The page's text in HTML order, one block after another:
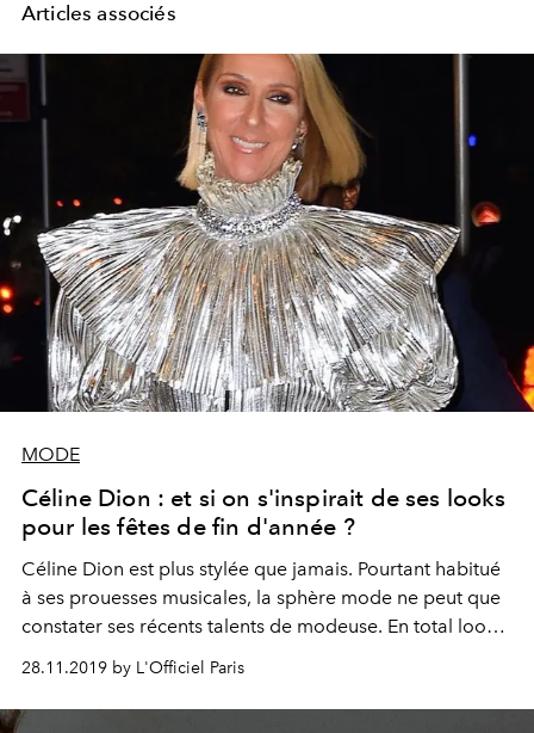
Articles associés
MODE
Céline Dion : et si on s'inspirait de ses looks
pour les fêtes de fin d'année ?
Céline Dion est plus stylée que jamais. Pourtant habitué
à ses prouesses musicales, la sphère mode ne peut que
constater ses récents talents de modeuse. En total look
Max Mara, Chanel ou Tom Ford, la diva ne finit plus
d’afficher des looks maîtrisés et pointus. De quoi
s'inspirer à la veille des fêtes de fin d'année.
28.11.2019 by L'Officiel Paris